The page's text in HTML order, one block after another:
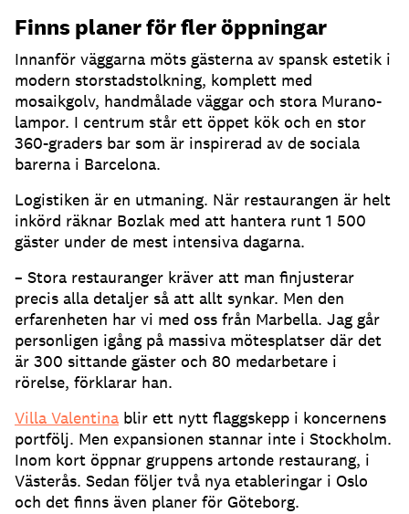
Finns planer för fler öppningar
Innanför väggarna möts gästerna av spansk estetik i
modern storstadstolkning, komplett med
mosaikgolv, handmålade väggar och stora Murano-
lampor. I centrum står ett öppet kök och en stor
360-graders bar som är inspirerad av de sociala
barerna i Barcelona.
Logistiken är en utmaning. När restaurangen är helt
inkörd räknar Bozlak med att hantera runt 1 500
gäster under de mest intensiva dagarna.
– Stora restauranger kräver att man finjusterar
precis alla detaljer så att allt synkar. Men den
erfarenheten har vi med oss från Marbella. Jag går
personligen igång på massiva mötesplatser där det
är 300 sittande gäster och 80 medarbetare i
rörelse, förklarar han.
Villa Valentina blir ett nytt flaggskepp i koncernens
portfölj. Men expansionen stannar inte i Stockholm.
Inom kort öppnar gruppens artonde restaurang, i
Västerås. Sedan följer två nya etableringar i Oslo
och det finns även planer för Göteborg.